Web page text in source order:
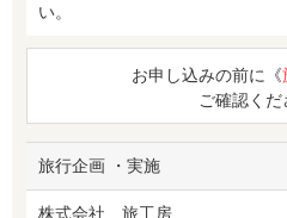
い。
お申し込みの前に《
ご確認くだ
旅行企画 ・実施
株式会社 旅工房